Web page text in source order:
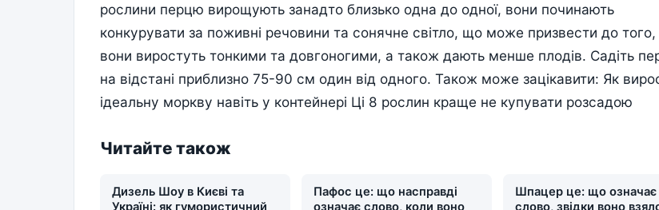
рослини перцю вирощують занадто близько одна до одної, вони починають
конкурувати за поживні речовини та сонячне світло, що може призвести до
вони виростуть тонкими та довгоногими, а також дають менше плодів. Садіть
на відстані приблизно 75-90 см один від одного. Також може зацікавити: Як
ідеальну моркву навіть у контейнері Ці 8 рослин краще не купувати розсадою
Читайте також
Дизель Шоу в Києві та
Україні: як гумористичний
Пафос це: що насправді
означає слово, коли воно
Шпацер це: що означає
слово, звідки воно